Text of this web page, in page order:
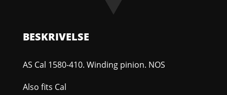
BESKRIVELSE
AS Cal 1580-410. Winding pinion. NOS
Also fits Cal